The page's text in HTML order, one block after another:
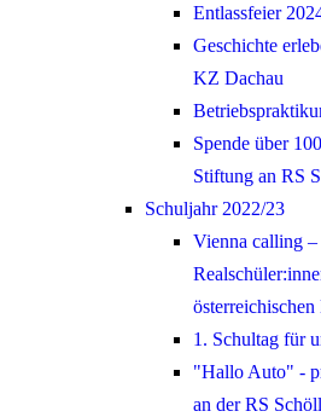
Entlassfeier
Geschichte
KZ Dachau
Spende über
Stiftung an RS
Schuljahr 2022/23
Vienna calling
österreichischen
1. Schultag für
"Hallo Auto" -
an der RS